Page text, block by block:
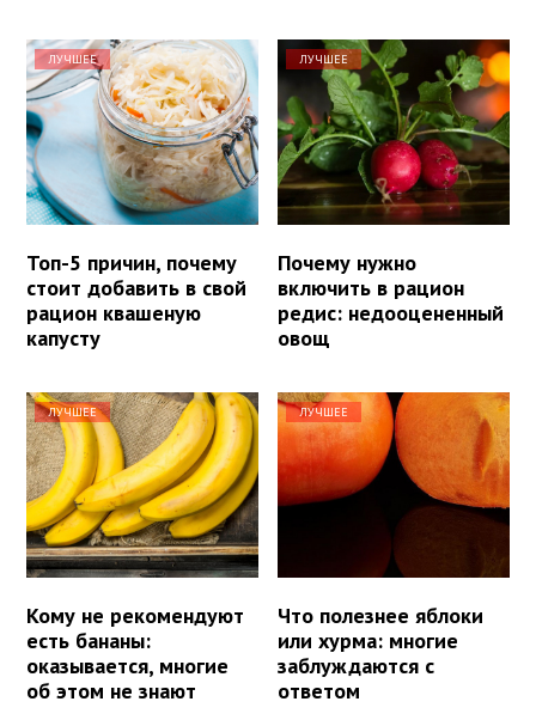
ЛУЧШЕЕ
Топ-5 причин, почему
стоит добавить в свой
рацион квашеную
капусту
ЛУЧШЕЕ
Почему нужно
включить в рацион
редис: недооцененный
овощ
ЛУЧШЕЕ
Кому не рекомендуют
есть бананы:
оказывается, многие
об этом не знают
ЛУЧШЕЕ
Что полезнее яблоки
или хурма: многие
заблуждаются с
ответом